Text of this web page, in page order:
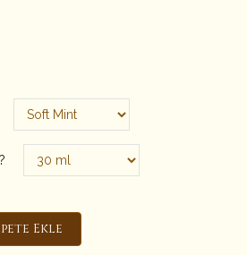
Ekle